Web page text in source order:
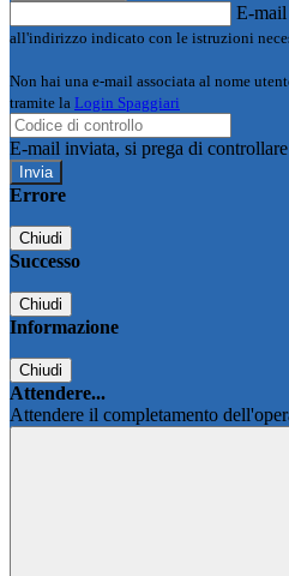
E-mail
all'indirizzo indicato con le istruzioni
Non hai una e-mail associata al nome
tramite la Login Spaggiari
E-mail inviata, si prega di
Errore
Chiudi
Successo
Chiudi
Informazione
Chiudi
Attendere...
Attendere il completamento